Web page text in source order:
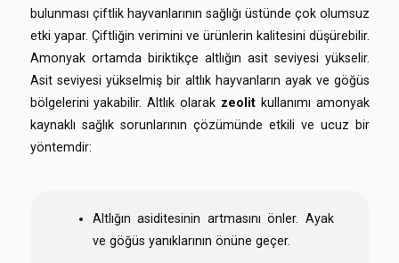
bulunması çiftlik hayvanlarının sağlığı üstünde çok olumsuz
etki yapar. Çiftliğin verimini ve ürünlerin kalitesini düşürebilir.
Amonyak ortamda biriktikçe altlığın asit seviyesi yükselir.
Asit seviyesi yükselmiş bir altlık hayvanların ayak ve göğüs
bölgelerini yakabilir. Altlık olarak zeolitkullanımı amonyak
kaynaklı sağlık sorunlarının çözümünde etkili ve ucuz bir
yöntemdir:
Altlığın asiditesinin artmasını önler. Ayak
ve göğüs yanıklarının önüne geçer.